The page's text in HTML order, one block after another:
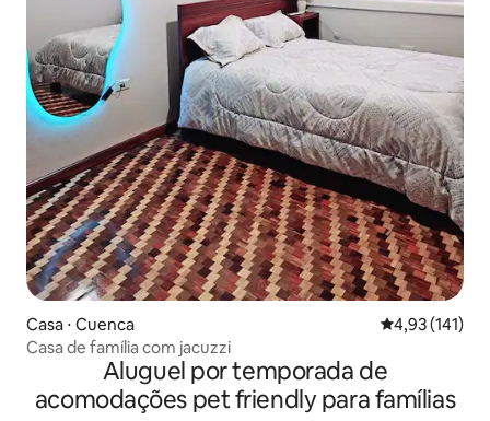
Casa ⋅ Cuenca 4,93 de uma
4,93 (141)
Casa de família com jacuzzi
Aluguel por temporada de
acomodações pet friendly para famílias